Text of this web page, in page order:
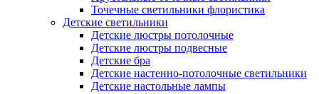
Точечные светильники флористика
Детские светильники
Детские люстры потолочные
Детские люстры подвесные
Детские бра
Детские настенно-потолочные светильники
Детские настольные лампы